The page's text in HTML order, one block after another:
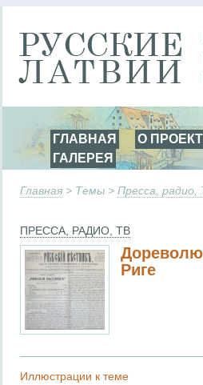
ГЛАВНАЯ О
ГАЛЕРЕЯ
Главная > Темы > Пресса, радио,
ПРЕССА, РАДИО, ТВ
Риге
Иллюстрации к теме